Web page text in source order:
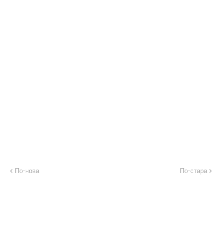
По-нова По-стара